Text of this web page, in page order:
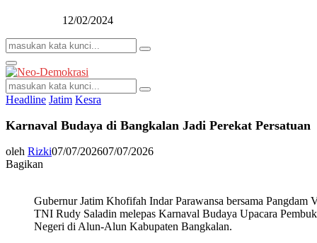
12/02/2024
Search
for:
Search
Primary
Menu
Search
for:
Search
Headline Jatim Kesra
Karnaval Budaya di Bangkalan Jadi Perekat Persatuan
oleh Rizki07/07/202607/07/2026
Bagikan
Gubernur Jatim Khofifah Indar Parawansa bersama Pangdam
TNI Rudy Saladin melepas Karnaval Budaya Upacara
Negeri di Alun-Alun Kabupaten Bangkalan.